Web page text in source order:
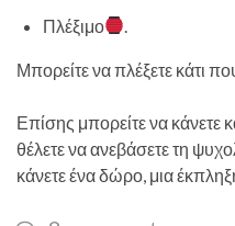
Πλέξιμο
Μπορείτε να πλέξετε κάτι
Επίσης μπορείτε να κάνετε
θέλετε να ανεβάσετε τη
κάνετε ένα δώρο, μια